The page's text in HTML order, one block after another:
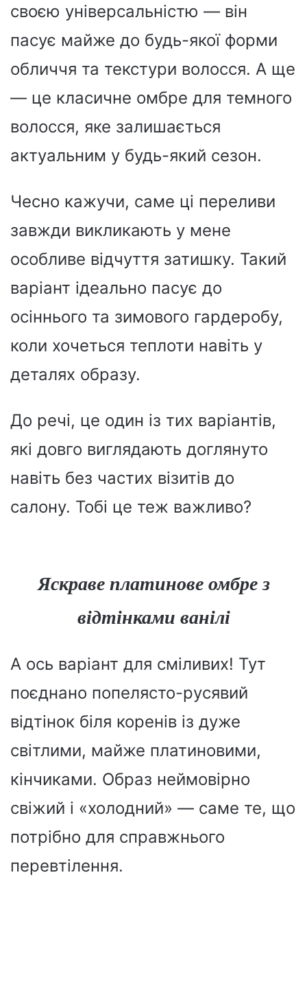
своєю універсальністю — він
пасує майже до будь-якої форми
обличчя та текстури волосся. А ще
— це класичне омбре для темного
волосся, яке залишається
актуальним у будь-який сезон.
Чесно кажучи, саме ці переливи
завжди викликають у мене
особливе відчуття затишку. Такий
варіант ідеально пасує до
осіннього та зимового гардеробу,
коли хочеться теплоти навіть у
деталях образу.
До речі, це один із тих варіантів,
які довго виглядають доглянуто
навіть без частих візитів до
салону. Тобі це теж важливо?
Яскраве платинове омбре з
відтінками ванілі
А ось варіант для сміливих! Тут
поєднано попелясто-русявий
відтінок біля коренів із дуже
світлими, майже платиновими,
кінчиками. Образ неймовірно
свіжий і «холодний» — саме те, що
потрібно для справжнього
перевтілення.